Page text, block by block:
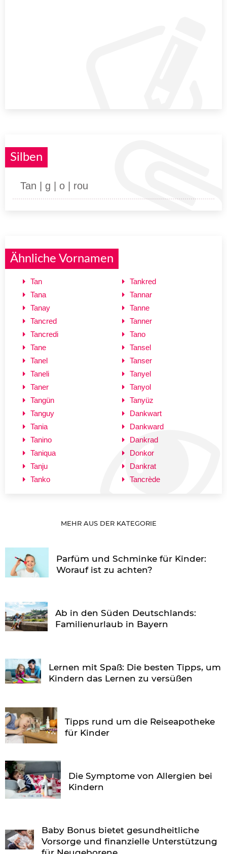
Silben
Tan | g | o | rou
Ähnliche Vornamen
Tan
Tana
Tanay
Tancred
Tancredi
Tane
Tanel
Taneli
Taner
Tangün
Tanguy
Tania
Tanino
Taniqua
Tanju
Tanko
Tankred
Tannar
Tanne
Tanner
Tano
Tansel
Tanser
Tanyel
Tanyol
Tanyüz
Dankwart
Dankward
Dankrad
Donkor
Dankrat
Tancrède
MEHR AUS DER KATEGORIE
Parfüm und Schminke für Kinder:
Worauf ist zu achten?
Ab in den Süden Deutschlands:
Familienurlaub in Bayern
Lernen mit Spaß: Die besten Tipps, um
Kindern das Lernen zu versüßen
Tipps rund um die Reiseapotheke
für Kinder
Die Symptome von Allergien bei
Kindern
Baby Bonus bietet gesundheitliche
Vorsorge und finanzielle Unterstützung